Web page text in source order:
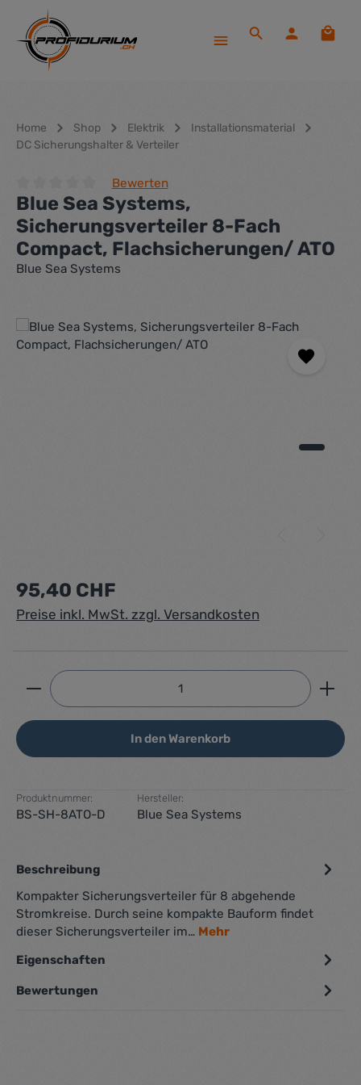
Zum Hauptinhalt springen
Home Shop Elektrik
Installationsmaterial
DC Sicherungshalter & Verteiler
Durchschnittliche Bewertung von 0 von 5 Sternen
Bewerten
Blue Sea Systems,
Sicherungsverteiler 8-Fach
Compact, Flachsicherungen/ ATO
Blue Sea Systems
Bildergalerie überspringen
Regulärer Preis:
95,40 CHF
Preise inkl. MwSt. zzgl. Versandkosten
Produkt Anzahl: Gib den gewünschten Wert ein
In den Warenkorb
Produktnummer:
BS-SH-8ATO-D
Hersteller:
Blue Sea Systems
Beschreibung
Kompakter Sicherungsverteiler für 8 abgehende
Stromkreise. Durch seine kompakte Bauform findet
dieser Sicherungsverteiler im… Mehr
Eigenschaften
Bewertungen